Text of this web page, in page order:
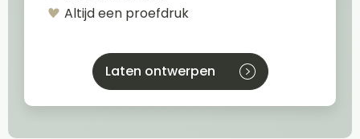
Altijd een proefdruk
Laten ontwerpen